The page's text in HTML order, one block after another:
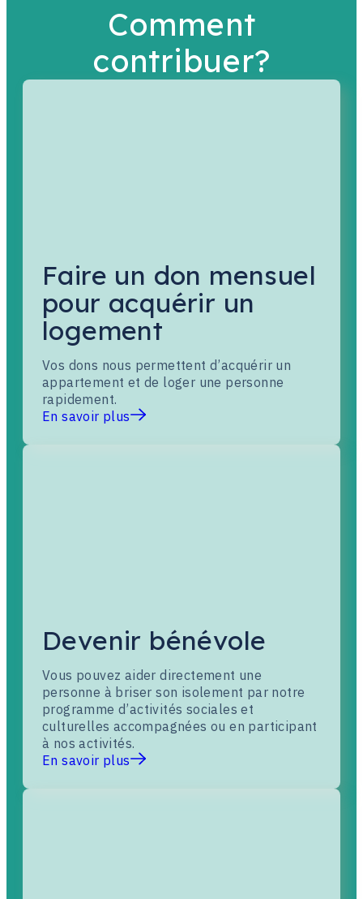
Comment
contribuer?
Faire un don mensuel
pour acquérir un
logement
Vos dons nous permettent d’acquérir un
appartement et de loger une personne
rapidement.
En savoir plus
Devenir bénévole
Vous pouvez aider directement une
personne à briser son isolement par notre
programme d’activités sociales et
culturelles accompagnées ou en participant
à nos activités.
En savoir plus